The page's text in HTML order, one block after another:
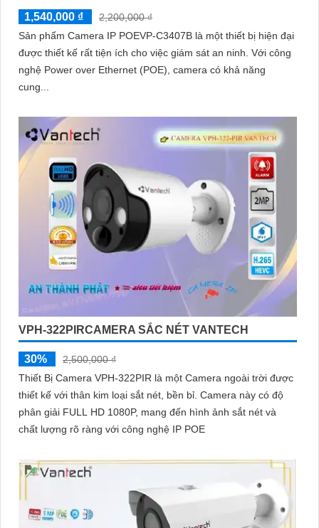
1,540,000 ₫
2,200,000 ₫
Sản phẩm Camera IP POEVP-C3407B là một thiết bị hiện đại
được thiết kế rất tiện ích cho việc giám sát an ninh. Với công
nghệ Power over Ethernet (POE), camera có khả năng
cung...
VPH-322PIRCAMERA SẮC NÉT VANTECH
30%
2,500,000 ₫
Thiết Bị Camera VPH-322PIR là một Camera ngoài trời được
thiết kế với thân kim loại sắt nét, bền bỉ. Camera này có độ
phân giải FULL HD 1080P, mang đến hình ảnh sắt nét và
chất lượng rõ ràng với công nghệ IP POE